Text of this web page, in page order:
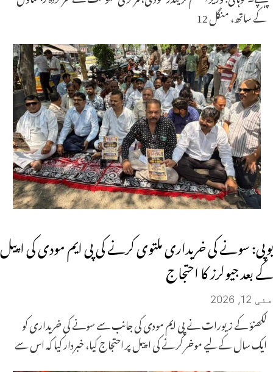
کے ساتھ، منگل 12
یوپی: سونے کی خریداری ملتوی کرنے کی پی ایم مودی کی اپیل
کے بعد جیولرز کا احتجاج
مئی 12, 2026
لکھنؤ کے زیورات نے پی ایم مودی کی جانب سے سونے کی خریداری کو
ایک سال کے لیے موخر کرنے کی اپیل پر احتجاج کیا، خبردار کیا کہ اس سے